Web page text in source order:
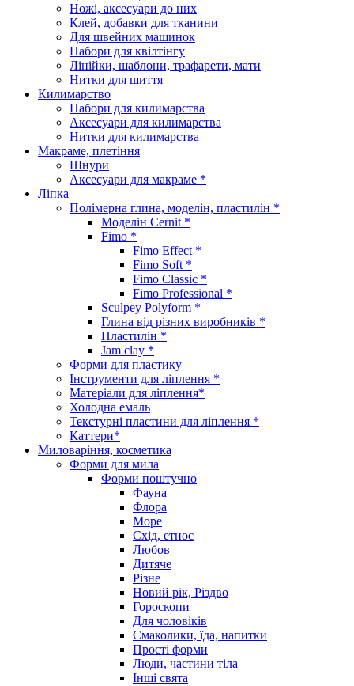
Ножі, аксесуари до них
Клей, добавки для тканини
Для швейних машинок
Набори для квілтінгу
Лінійки, шаблони, трафарети, мати
Нитки для шиття
Килимарство
Набори для килимарства
Аксесуари для килимарства
Нитки для килимарства
Макраме, плетіння
Шнури
Аксесуари для макраме *
Ліпка
Полімерна глина, моделін, пластилін *
Моделін Cernit *
Fimo *
Fimo Effect *
Fimo Soft *
Fimo Classic *
Fimo Professional *
Sculpey Polyform *
Глина від різних виробників *
Пластилін *
Jam clay *
Форми для пластику
Інструменти для ліплення *
Матеріали для ліплення*
Холодна емаль
Текстурні пластини для ліплення *
Каттери*
Миловаріння, косметика
Форми для мила
Форми поштучно
Фауна
Флора
Море
Схід, етнос
Любов
Дитяче
Різне
Новий рік, Різдво
Гороскопи
Для чоловіків
Смаколики, їда, напитки
Прості форми
Люди, частини тіла
Інші свята